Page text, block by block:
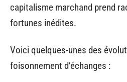
capitalisme marchand prend
fortunes inédites.
Voici quelques-unes des
foisonnement d’échanges :